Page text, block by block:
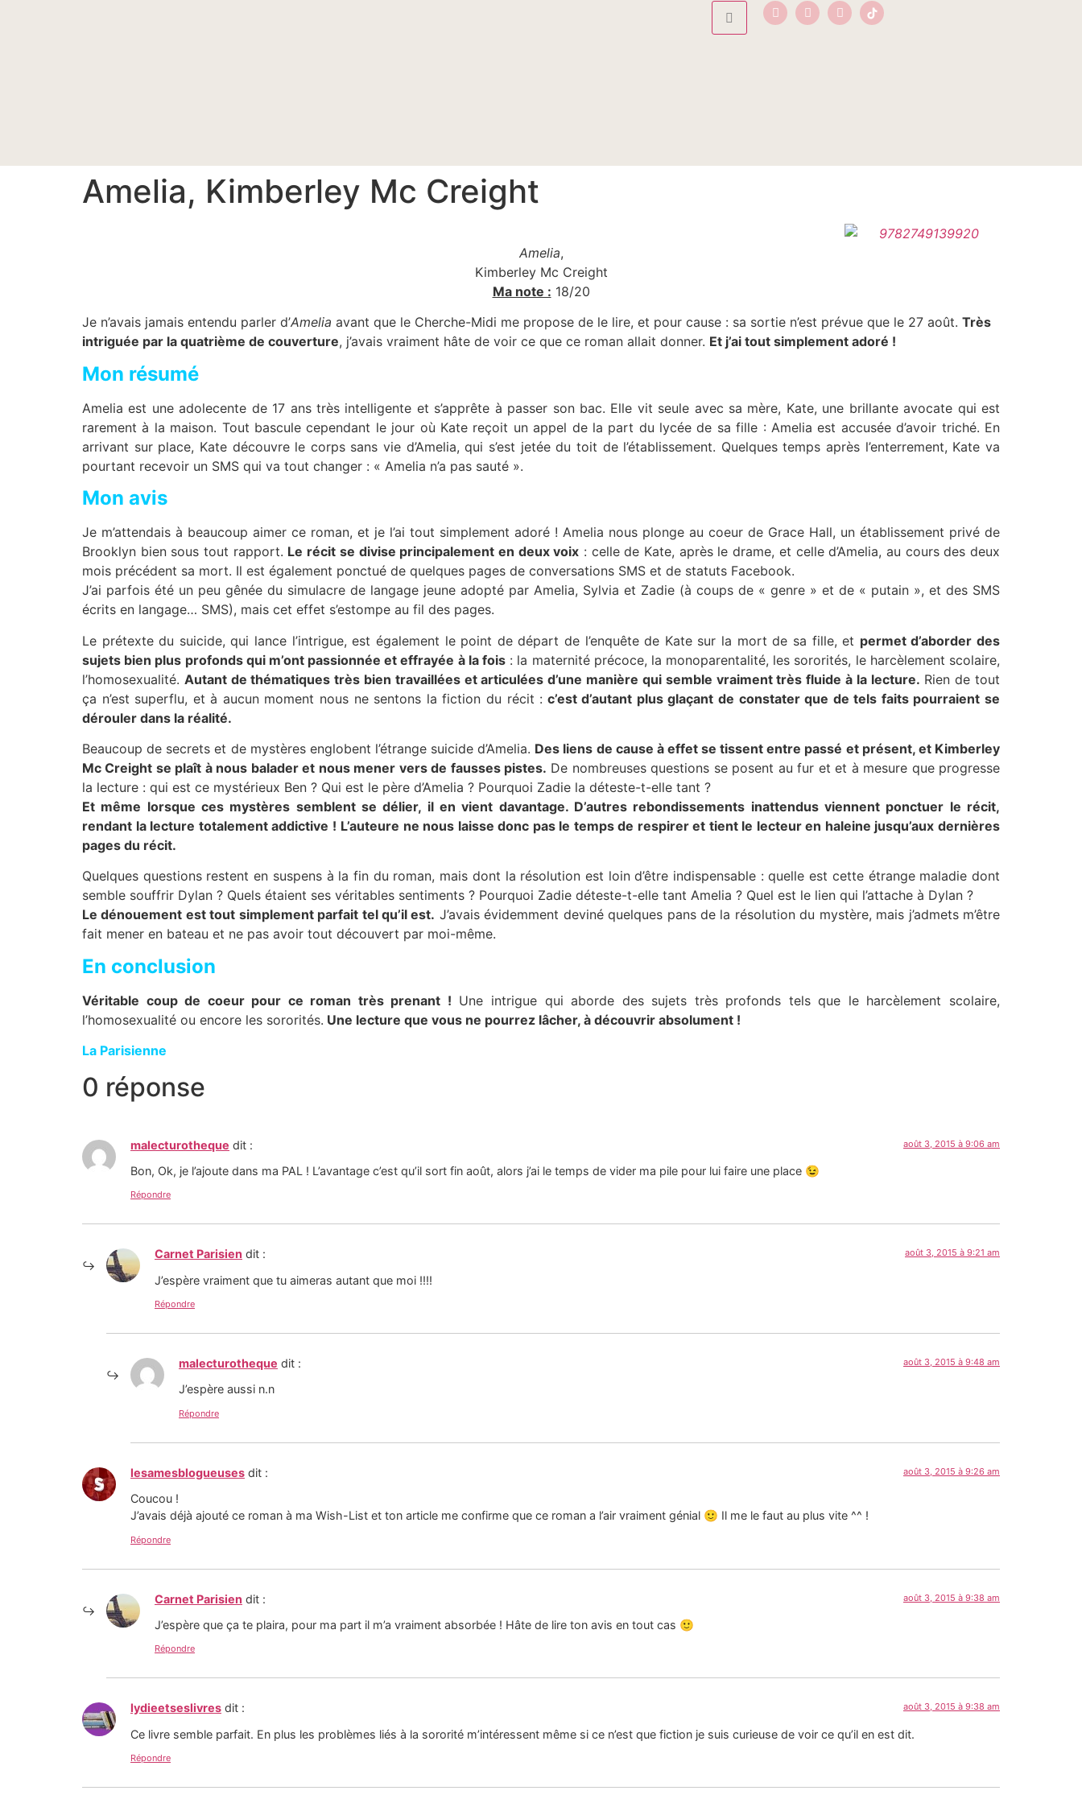
Amelia, Kimberley Mc Creight
Amelia,
Kimberley Mc Creight
Ma note : 18/20
Je n’avais jamais entendu parler d’Amelia avant que le Cherche-Midi me propose de le lire, et pour cause : sa sortie n’est prévue que le 27 août. Très
intriguée par la quatrième de couverture, j’avais vraiment hâte de voir ce que ce roman allait donner. Et j’ai tout simplement adoré !
Mon résumé
Amelia est une adolecente de 17 ans très intelligente et s’apprête à passer son bac. Elle vit seule avec sa mère, Kate, une brillante avocate qui est
rarement à la maison. Tout bascule cependant le jour où Kate reçoit un appel de la part du lycée de sa fille : Amelia est accusée d’avoir triché. En
arrivant sur place, Kate découvre le corps sans vie d’Amelia, qui s’est jetée du toit de l’établissement. Quelques temps après l’enterrement, Kate va
pourtant recevoir un SMS qui va tout changer : « Amelia n’a pas sauté ».
Mon avis
Je m’attendais à beaucoup aimer ce roman, et je l’ai tout simplement adoré ! Amelia nous plonge au coeur de Grace Hall, un établissement privé de
Brooklyn bien sous tout rapport. Le récit se divise principalement en deux voix : celle de Kate, après le drame, et celle d’Amelia, au cours des deux
mois précédent sa mort. Il est également ponctué de quelques pages de conversations SMS et de statuts Facebook.
J’ai parfois été un peu gênée du simulacre de langage jeune adopté par Amelia, Sylvia et Zadie (à coups de « genre » et de « putain », et des SMS
écrits en langage… SMS), mais cet effet s’estompe au fil des pages.
Le prétexte du suicide, qui lance l’intrigue, est également le point de départ de l’enquête de Kate sur la mort de sa fille, et permet d’aborder des
sujets bien plus profonds qui m’ont passionnée et effrayée à la fois : la maternité précoce, la monoparentalité, les sororités, le harcèlement scolaire,
l’homosexualité. Autant de thématiques très bien travaillées et articulées d’une manière qui semble vraiment très fluide à la lecture. Rien de tout
ça n’est superflu, et à aucun moment nous ne sentons la fiction du récit : c’est d’autant plus glaçant de constater que de tels faits pourraient se
dérouler dans la réalité.
Beaucoup de secrets et de mystères englobent l’étrange suicide d’Amelia. Des liens de cause à effet se tissent entre passé et présent, et Kimberley
Mc Creight se plaît à nous balader et nous mener vers de fausses pistes. De nombreuses questions se posent au fur et et à mesure que progresse
la lecture : qui est ce mystérieux Ben ? Qui est le père d’Amelia ? Pourquoi Zadie la déteste-t-elle tant ?
Et même lorsque ces mystères semblent se délier, il en vient davantage. D’autres rebondissements inattendus viennent ponctuer le récit,
rendant la lecture totalement addictive ! L’auteure ne nous laisse donc pas le temps de respirer et tient le lecteur en haleine jusqu’aux dernières
pages du récit.
Quelques questions restent en suspens à la fin du roman, mais dont la résolution est loin d’être indispensable : quelle est cette étrange maladie dont
semble souffrir Dylan ? Quels étaient ses véritables sentiments ? Pourquoi Zadie déteste-t-elle tant Amelia ? Quel est le lien qui l’attache à Dylan ?
Le dénouement est tout simplement parfait tel qu’il est. J’avais évidemment deviné quelques pans de la résolution du mystère, mais j’admets m’être
fait mener en bateau et ne pas avoir tout découvert par moi-même.
En conclusion
Véritable coup de coeur pour ce roman très prenant ! Une intrigue qui aborde des sujets très profonds tels que le harcèlement scolaire,
l’homosexualité ou encore les sororités. Une lecture que vous ne pourrez lâcher, à découvrir absolument !
La Parisienne
0 réponse
malecturotheque dit : août 3, 2015 à 9:06 am
Bon, Ok, je l’ajoute dans ma PAL ! L’avantage c’est qu’il sort fin août, alors j’ai le temps de vider ma pile pour lui faire une place 😉
Répondre
Carnet Parisien dit : août 3, 2015 à 9:21 am
J’espère vraiment que tu aimeras autant que moi !!!!
Répondre
malecturotheque dit : août 3, 2015 à 9:48 am
J’espère aussi n.n
Répondre
lesamesblogueuses dit : août 3, 2015 à 9:26 am
Coucou !
J’avais déjà ajouté ce roman à ma Wish-List et ton article me confirme que ce roman a l’air vraiment génial 🙂 Il me le faut au plus vite ^^ !
Répondre
Carnet Parisien dit : août 3, 2015 à 9:38 am
J’espère que ça te plaira, pour ma part il m’a vraiment absorbée ! Hâte de lire ton avis en tout cas 🙂
Répondre
lydieetseslivres dit : août 3, 2015 à 9:38 am
Ce livre semble parfait. En plus les problèmes liés à la sororité m’intéressent même si ce n’est que fiction je suis curieuse de voir ce qu’il en est dit.
Répondre